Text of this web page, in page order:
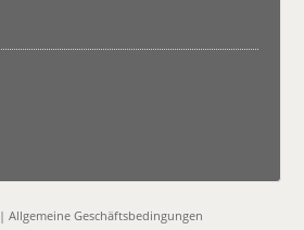
|Allgemeine Geschäftsbedingungen